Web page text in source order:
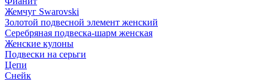
Жемчуг Swarovski
Золотой подвесной элемент женcкий
Серебряная подвеска-шарм женская
Женские кулоны
Подвески на серьги
Цепи
Снейк